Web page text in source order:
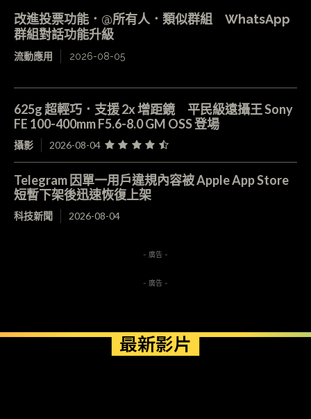
改進投票功能．@所有人．類似群組 WhatsApp
群組對話功能升級
流動應用 2026-08-05
625g 超輕巧．支援 2x 增距鏡 平民級遠攝王 Sony
FE 100-400mm F5.6-8.0 GM OSS 登場
攝影 2026-08-04
Telegram 因單一用戶違規內容被 Apple App Store
短暫下架後迅速恢復上架
科技新聞 2026-08-04
- 廣告 -
- 廣告 -
最新影片